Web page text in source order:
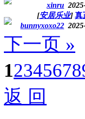
xinru
[安居乐业] 真
bunnyxoxo22
下一页 »
12345678
返 回